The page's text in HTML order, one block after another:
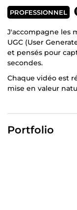
PROFESSIONNEL
J'accompagne les
UGC (User
et pensés pour
secondes.
Chaque vidéo est
mise en valeur
découvrir votre
Portfolio